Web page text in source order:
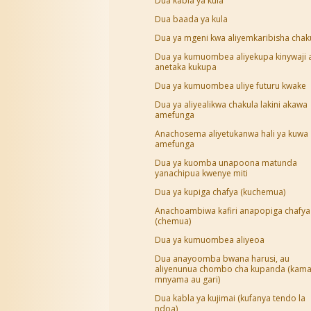
Dua baada ya kula
Dua ya mgeni kwa aliyemkaribisha
Dua ya kumuombea aliyekupa kinywaji
anetaka kukupa
Dua ya kumuombea uliye futuru kwake
Dua ya aliyealikwa chakula lakini akawa
amefunga
Anachosema aliyetukanwa hali ya kuwa
amefunga
Dua ya kuomba unapoona matunda
yanachipua kwenye miti
Dua ya kupiga chafya (kuchemua)
Anachoambiwa kafiri anapopiga chafya
(chemua)
Dua ya kumuombea aliyeoa
Dua anayoomba bwana harusi, au
aliyenunua chombo cha kupanda (kama
mnyama au gari)
Dua kabla ya kujimai (kufanya tendo la
ndoa)